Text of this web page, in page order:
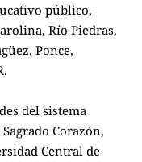
público,
Río Piedras,
Ponce,
del sistema
Corazón,
Central de